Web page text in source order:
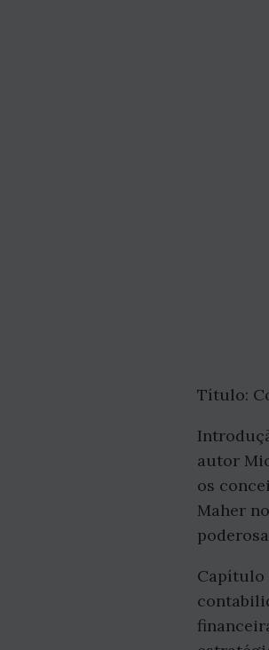
Título:
autor
os
Maher
Capítulo